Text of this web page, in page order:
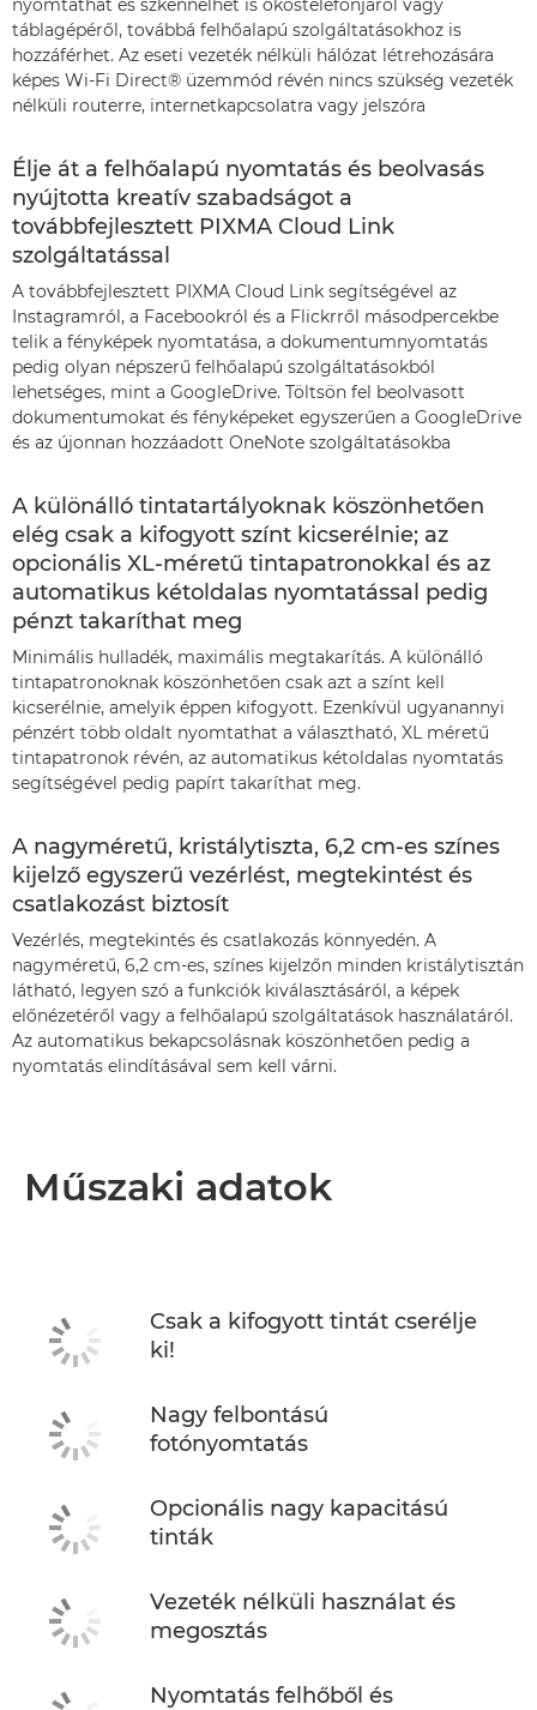
nyomtathat és szkennelhet is okostelefonjáról vagy
táblagépéről, továbbá felhőalapú szolgáltatásokhoz is
hozzáférhet. Az eseti vezeték nélküli hálózat létrehozására
képes Wi-Fi Direct® üzemmód révén nincs szükség vezeték
nélküli routerre, internetkapcsolatra vagy jelszóra
Élje át a felhőalapú nyomtatás és beolvasás
nyújtotta kreatív szabadságot a
továbbfejlesztett PIXMA Cloud Link
szolgáltatással
A továbbfejlesztett PIXMA Cloud Link segítségével az
Instagramról, a Facebookról és a Flickrről másodpercekbe
telik a fényképek nyomtatása, a dokumentumnyomtatás
pedig olyan népszerű felhőalapú szolgáltatásokból
lehetséges, mint a GoogleDrive. Töltsön fel beolvasott
dokumentumokat és fényképeket egyszerűen a GoogleDrive
és az újonnan hozzáadott OneNote szolgáltatásokba
A különálló tintatartályoknak köszönhetően
elég csak a kifogyott színt kicserélnie; az
opcionális XL-méretű tintapatronokkal és az
automatikus kétoldalas nyomtatással pedig
pénzt takaríthat meg
Minimális hulladék, maximális megtakarítás. A különálló
tintapatronoknak köszönhetően csak azt a színt kell
kicserélnie, amelyik éppen kifogyott. Ezenkívül ugyanannyi
pénzért több oldalt nyomtathat a választható, XL méretű
tintapatronok révén, az automatikus kétoldalas nyomtatás
segítségével pedig papírt takaríthat meg.
A nagyméretű, kristálytiszta, 6,2 cm-es színes
kijelző egyszerű vezérlést, megtekintést és
csatlakozást biztosít
Vezérlés, megtekintés és csatlakozás könnyedén. A
nagyméretű, 6,2 cm-es, színes kijelzőn minden kristálytisztán
látható, legyen szó a funkciók kiválasztásáról, a képek
előnézetéről vagy a felhőalapú szolgáltatások használatáról.
Az automatikus bekapcsolásnak köszönhetően pedig a
nyomtatás elindításával sem kell várni.
Műszaki adatok
Csak a kifogyott tintát cserélje
ki!
Nagy felbontású
fotónyomtatás
Opcionális nagy kapacitású
tinták
Vezeték nélküli használat és
megosztás
Nyomtatás felhőből és